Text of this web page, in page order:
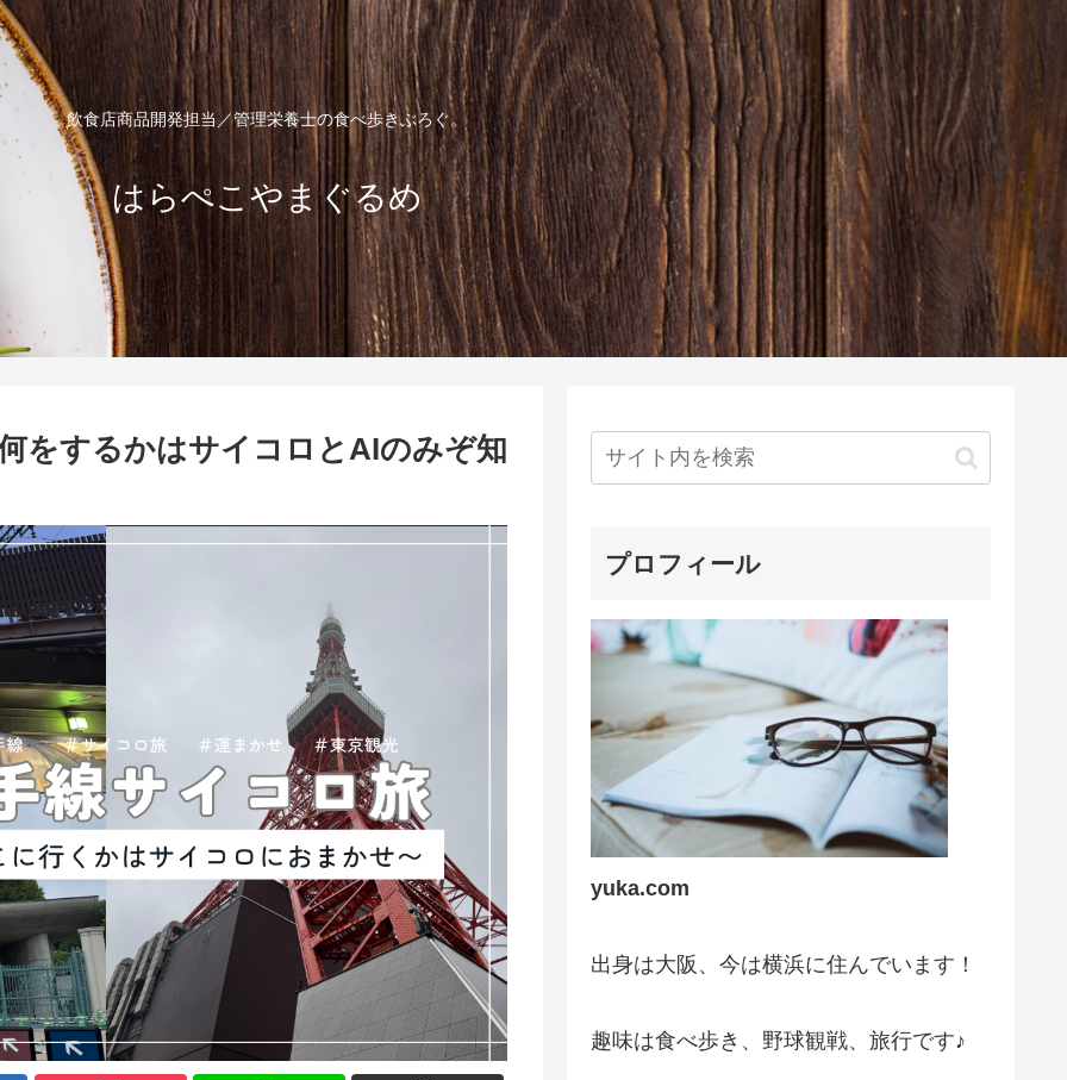
飲食店商品開発担当／管理栄養士の食べ歩きぶろぐ。
はらぺこやまぐるめ
をするかはサイコロとAIのみぞ知
プロフィール
yuka.com
出身は大阪、今は横浜に住んでいます！
趣味は食べ歩き、野球観戦、旅行です♪